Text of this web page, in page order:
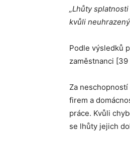
„Lhůty
kvůli
Podle výsledků
zaměstnanci
Za
firem a
práce. Kvůli
se lhůty jejich